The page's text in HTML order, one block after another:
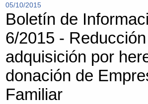
05/10/2015
Boletín de
6/2015 -
adquisición por
donación de
Familiar